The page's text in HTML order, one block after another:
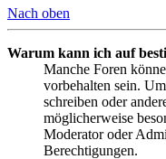
Nach oben
Warum kann ich auf
Manche Foren
vorbehalten sein.
schreiben oder
möglicherweise
Moderator oder
Berechtigungen.